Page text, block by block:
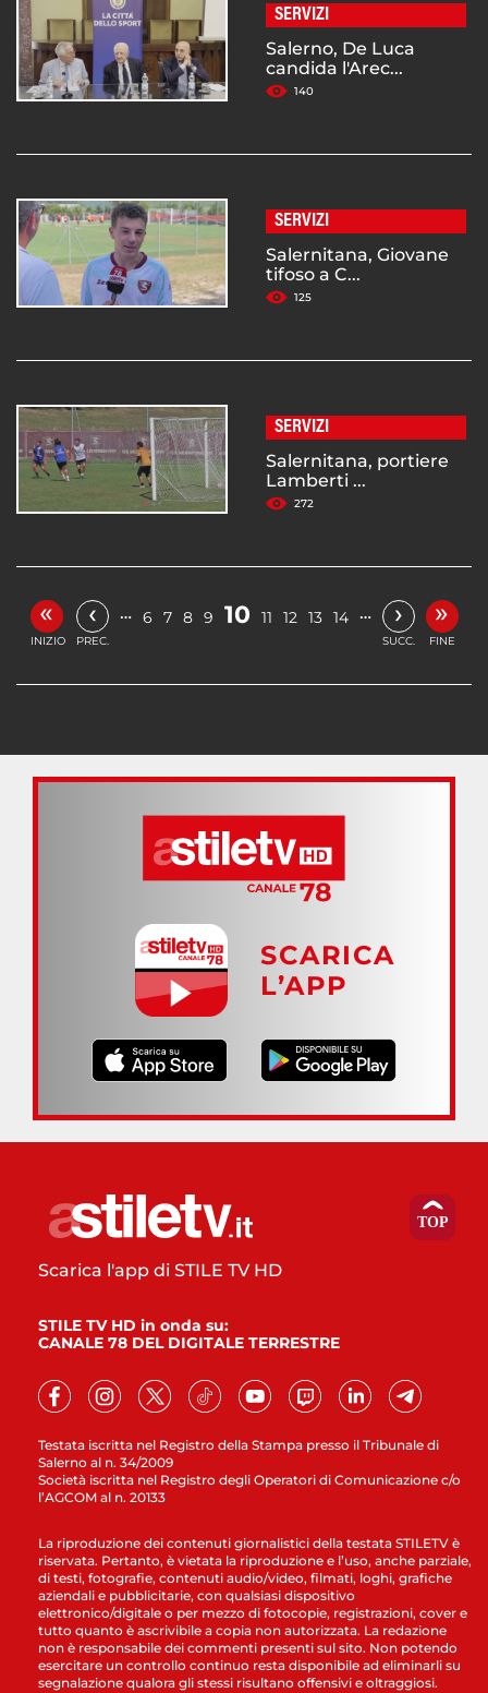
SERVIZI
Salerno, De Luca
candida l'Arec...
140
SERVIZI
Salernitana, Giovane
tifoso a C...
125
SERVIZI
Salernitana, portiere
Lamberti ...
272
«
INIZIO
‹
PREC.
… 6 7 8 9 10 11 12 13 14 … ›
SUCC.
»
FINE
SCARICA
L’APP
Testata iscritta nel Registro della Stampa presso il Tribunale di
Salerno al n. 34/2009
Società iscritta nel Registro degli Operatori di Comunicazione c/o
l’AGCOM al n. 20133
Scarica l'app di STILE TV HD
STILE TV HD in onda su:
CANALE 78 DEL DIGITALE TERRESTRE
La riproduzione dei contenuti giornalistici della testata STILETV è
riservata. Pertanto, è vietata la riproduzione e l’uso, anche parziale,
di testi, fotografie, contenuti audio/video, filmati, loghi, grafiche
aziendali e pubblicitarie, con qualsiasi dispositivo
elettronico/digitale o per mezzo di fotocopie, registrazioni, cover e
tutto quanto è ascrivibile a copia non autorizzata. La redazione
non è responsabile dei commenti presenti sul sito. Non potendo
esercitare un controllo continuo resta disponibile ad eliminarli su
segnalazione qualora gli stessi risultano offensivi e oltraggiosi.